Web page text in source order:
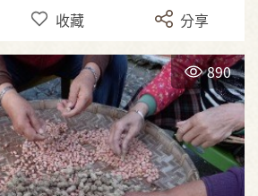
收藏 分享
890